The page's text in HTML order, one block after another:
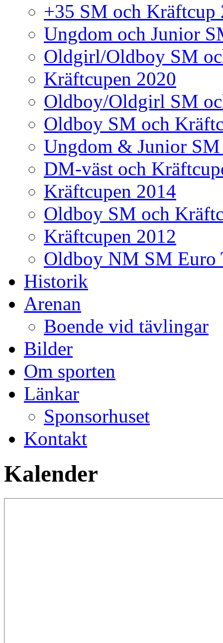
+35 SM och Kräftcup
Ungdom och Junior
Oldgirl/Oldboy SM
Kräftcupen 2020
Oldboy/Oldgirl SM
Oldboy SM och
Ungdom & Junior
DM-väst och
Kräftcupen 2014
Oldboy SM och
Kräftcupen 2012
Oldboy NM SM Euro
Historik
Arenan
Boende vid tävlingar
Bilder
Om sporten
Länkar
Sponsorhuset
Kontakt
Kalender